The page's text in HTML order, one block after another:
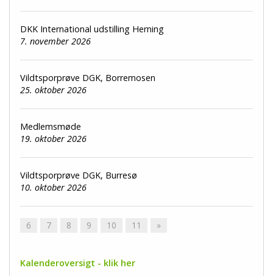
DKK International udstilling Herning
7. november 2026
Vildtsporprøve DGK, Borremosen
25. oktober 2026
Medlemsmøde
19. oktober 2026
Vildtsporprøve DGK, Burresø
10. oktober 2026
6 7 8 9 10 11 »
Kalenderoversigt - klik her